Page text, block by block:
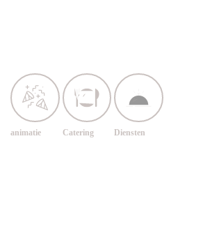
animatie Catering Diensten